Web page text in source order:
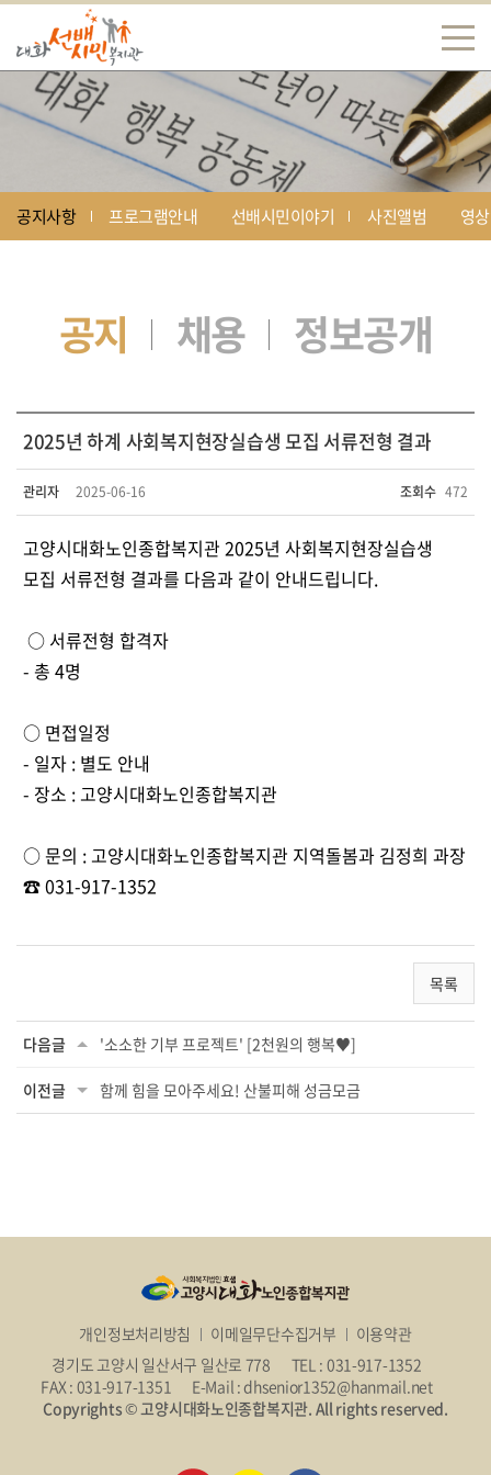
공지사항 프로그램안내 선배시민이야기 사진앨범 영
공지 채용 정보공개
2025년 하계 사회복지현장실습생 모집 서류전형 결과
관리자 2025-06-16 조회수 472
고양시대화노인종합복지관 2025년 사회복지현장실습생
모집 서류전형 결과를 다음과 같이 안내드립니다.
○ 서류전형 합격자
- 총 4명
○ 면접일정
- 일자 : 별도 안내
- 장소 : 고양시대화노인종합복지관
○ 문의 : 고양시대화노인종합복지관 지역돌봄과 김정희 과장
☎ 031-917-1352
목록
다음글 '소소한 기부 프로젝트' [2천원의 행복♥]
이전글 함께 힘을 모아주세요! 산불피해 성금모금
개인정보처리방침 이메일무단수집거부
이용약관
경기도 고양시 일산서구 일산로 778
TEL : 031-917-1352
FAX : 031-917-1351
E-Mail : dhsenior1352@hanmail.net
Copyrights © 고양시대화노인종합복지관. All rights reserved.